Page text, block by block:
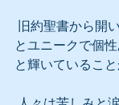
とユニークで個
と輝いていること